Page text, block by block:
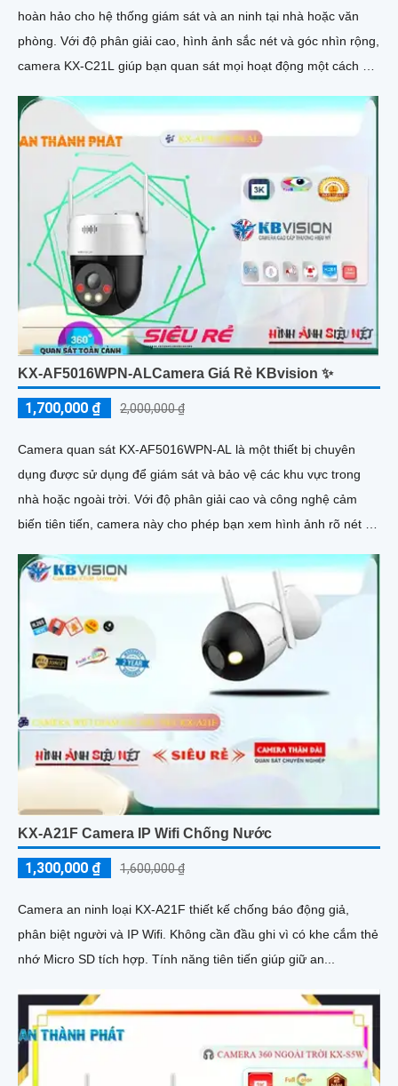
hoàn hảo cho hệ thống giám sát và an ninh tại nhà hoặc văn
phòng. Với độ phân giải cao, hình ảnh sắc nét và góc nhìn rộng,
camera KX-C21L giúp bạn quan sát mọi hoạt động một cách dễ
KX-AF5016WPN-ALCamera Giá Rẻ KBvision ✨
1,700,000 ₫ 2,000,000 ₫
Camera quan sát KX-AF5016WPN-AL là một thiết bị chuyên
dụng được sử dụng để giám sát và bảo vệ các khu vực trong
nhà hoặc ngoài trời. Với độ phân giải cao và công nghệ cảm
biến tiên tiến, camera này cho phép bạn xem hình ảnh rõ nét và
KX-A21F Camera IP Wifi Chống Nước
1,300,000 ₫ 1,600,000 ₫
Camera an ninh loại KX-A21F thiết kế chống báo động giả,
phân biệt người và IP Wifi. Không cần đầu ghi vì có khe cắm thẻ
nhớ Micro SD tích hợp. Tính năng tiên tiến giúp giữ an...